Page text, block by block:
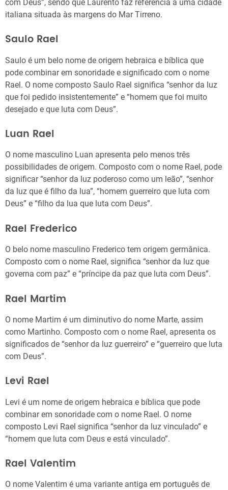
com Deus”, sendo que Laurento faz referência a uma cidade
italiana situada às margens do Mar Tirreno.
Saulo Rael
Saulo é um belo nome de origem hebraica e bíblica que
pode combinar em sonoridade e significado com o nome
Rael. O nome composto Saulo Rael significa “senhor da luz
que foi pedido insistentemente” e “homem que foi muito
desejado e que luta com Deus”.
Luan Rael
O nome masculino Luan apresenta pelo menos três
possibilidades de origem. Composto com o nome Rael, pode
significar “senhor da luz poderoso como um leão”, “senhor
da luz que é filho da lua”, “homem guerreiro que luta com
Deus” e “filho da lua que luta com Deus”.
Rael Frederico
O belo nome masculino Frederico tem origem germânica.
Composto com o nome Rael, significa “senhor da luz que
governa com paz” e “príncipe da paz que luta com Deus”.
Rael Martim
O nome Martim é um diminutivo do nome Marte, assim
como Martinho. Composto com o nome Rael, apresenta os
significados de “senhor da luz guerreiro” e “guerreiro que luta
com Deus”.
Levi Rael
Levi é um nome de origem hebraica e bíblica que pode
combinar em sonoridade com o nome Rael. O nome
composto Levi Rael significa “senhor da luz vinculado” e
“homem que luta com Deus e está vinculado”.
Rael Valentim
O nome Valentim é uma variante antiga em português de